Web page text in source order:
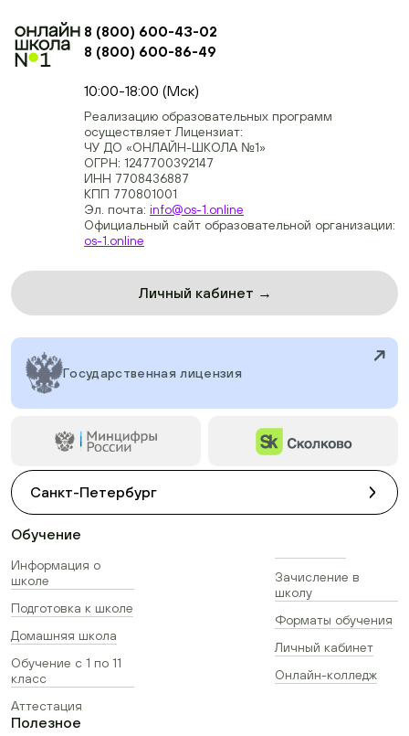
8 (800) 600-43-02
8 (800) 600-86-49
10:00-18:00 (Мск)
Реализацию образовательных программ
осуществляет Лицензиат:
ЧУ ДО «ОНЛАЙН-ШКОЛА №1»
ОГРН: 1247700392147
ИНН 7708436887
КПП 770801001
Эл. почта: info@os-1.online
Официальный сайт образовательной организации:
os-1.online
Личный кабинет →
Государственная лицензия
Санкт-Петербург
Обучение
Информация о
школе
Подготовка к школе
Домашняя школа
Обучение с 1 по 11
класс
Аттестация
Зачисление в
школу
Форматы обучения
Личный кабинет
Онлайн-колледж
Полезное